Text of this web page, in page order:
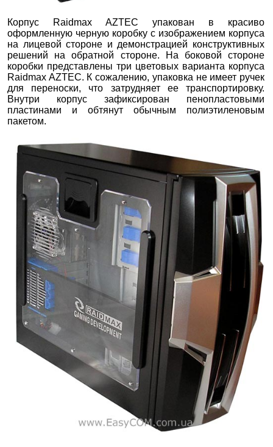
Корпус Raidmax AZTEC упакован в красиво
оформленную черную коробку с изображением корпуса
на лицевой стороне и демонстрацией конструктивных
решений на обратной стороне. На боковой стороне
коробки представлены три цветовых варианта корпуса
Raidmax AZTEC. К сожалению, упаковка не имеет ручек
для переноски, что затрудняет ее транспортировку.
Внутри корпус зафиксирован пенопластовыми
пластинами и обтянут обычным полиэтиленовым
пакетом.